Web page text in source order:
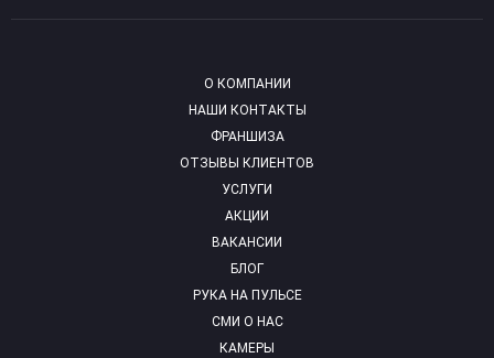
О КОМПАНИИ
НАШИ КОНТАКТЫ
ФРАНШИЗА
ОТЗЫВЫ КЛИЕНТОВ
УСЛУГИ
АКЦИИ
ВАКАНСИИ
БЛОГ
РУКА НА ПУЛЬСЕ
СМИ О НАС
КАМЕРЫ